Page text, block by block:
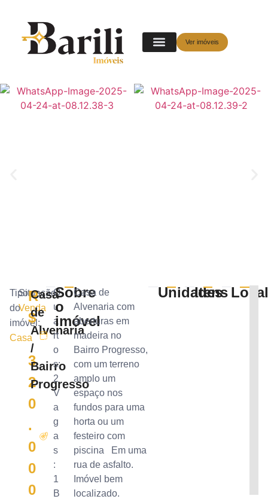
Ver imóveis
Tipo
do
imóvel:
Casa
Situação:
Venda
R
$
3
2
0
.
0
0
0
Casa
de
Alvenaria
/
Bairro
Progresso
Q
u
a
rt
o
s:
2
V
a
g
a
s
:
1
B
Sobre
o
imóvel
Casa de
Alvenaria com
aberturas em
madeira no
Bairro Progresso,
com um terreno
amplo um
espaço nos
fundos para uma
horta ou um
festeiro com
piscina Em uma
rua de asfalto.
Imóvel bem
localizado.
Unidades
Itens